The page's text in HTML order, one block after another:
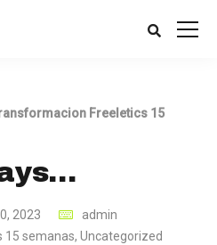
Freeletics 15
2023
admin
15 semanas, Uncategorized